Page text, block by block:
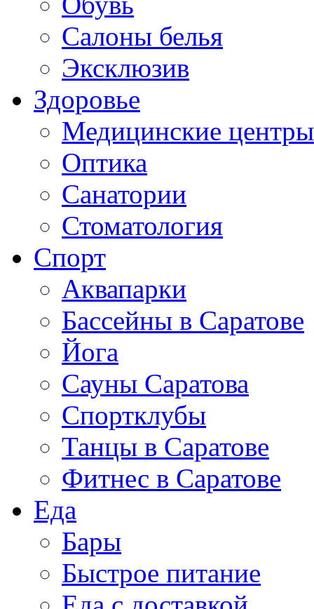
Салоны белья
Эксклюзив
Здоровье
Медицинские центры
Оптика
Санатории
Стоматология
Спорт
Аквапарки
Бассейны в Саратове
Йога
Сауны Саратова
Спортклубы
Танцы в Саратове
Фитнес в Саратове
Еда
Бары
Быстрое питание